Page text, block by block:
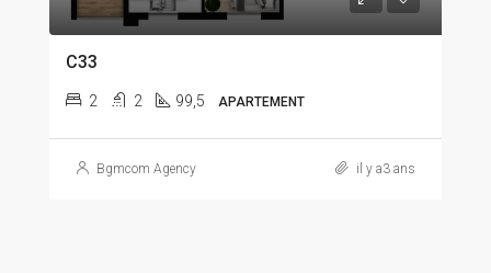
C33
2 2 99,5 APARTEMENT
Bgmcom Agency il y a3 ans